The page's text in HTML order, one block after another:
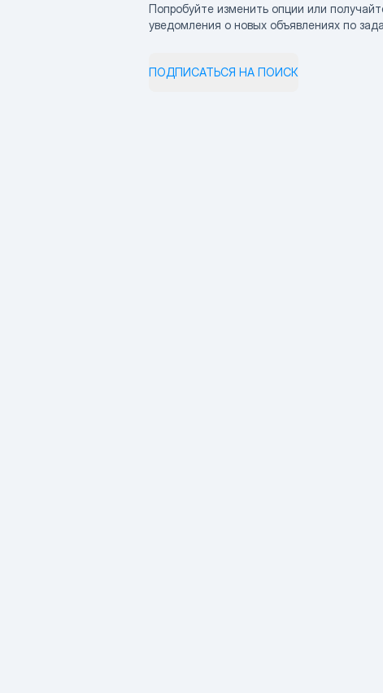
Попробуйте изменить опции или
уведомления о новых объявлениях по
ПОДПИСАТЬСЯ НА ПОИСК